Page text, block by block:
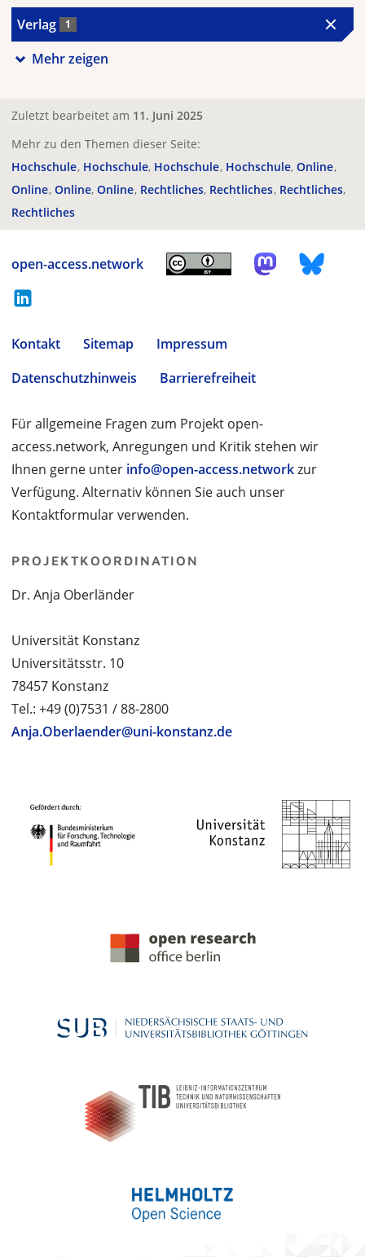
Verlag 1
Mehr zeigen
Zuletzt bearbeitet am 11. Juni 2025
Mehr zu den Themen dieser Seite:
Hochschule Hochschule Hochschule Hochschule Online
Online Online Online Rechtliches Rechtliches Rechtliches
Rechtliches
open-access.network
Kontakt Sitemap
Impressum
Datenschutzhinweis
Barrierefreiheit
Für allgemeine Fragen zum Projekt open-
access.network, Anregungen und Kritik stehen wir
Ihnen gerne unter info@open-access.networkzur
Verfügung. Alternativ können Sie auch unser
Kontaktformular verwenden.
PROJEKTKOORDINATION
Dr. Anja Oberländer
Universität Konstanz
Universitätsstr. 10
78457 Konstanz
Tel.: +49 (0)7531 / 88-2800
Anja.Oberlaender@uni-konstanz.de